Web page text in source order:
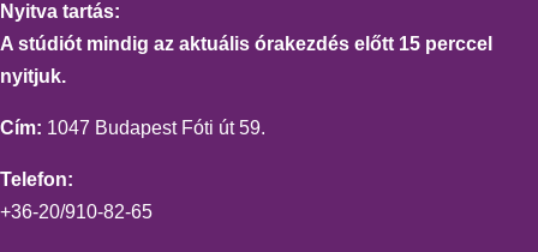
Nyitva tartás:
A stúdiót mindig az aktuális órakezdés előtt 15 perccel
nyitjuk.
Cím: 1047 Budapest Fóti út 59.
Telefon:
+36-20/910-82-65